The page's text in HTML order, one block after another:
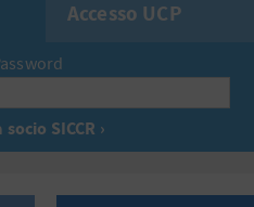
Accesso UCP
SICCR ›